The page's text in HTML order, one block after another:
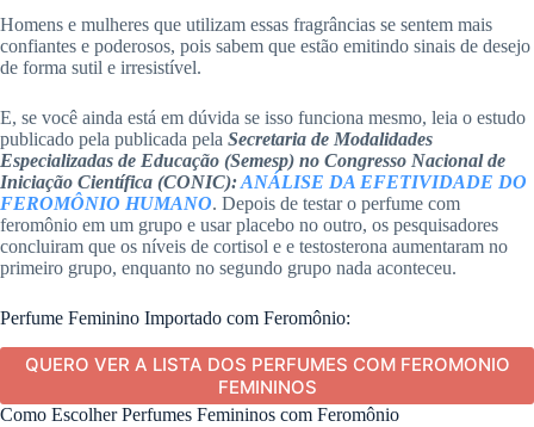
Homens e mulheres que utilizam essas fragrâncias se sentem mais
confiantes e poderosos, pois sabem que estão emitindo sinais de desejo
de forma sutil e irresistível.
E, se você ainda está em dúvida se isso funciona mesmo, leia o estudo
publicado pela publicada pela Secretaria de Modalidades
Especializadas de Educação (Semesp) no Congresso Nacional de
Iniciação Científica (CONIC):ANÁLISE DA EFETIVIDADE DO
FEROMÔNIO HUMANO. Depois de testar o perfume com
feromônio em um grupo e usar placebo no outro, os pesquisadores
concluiram que os níveis de cortisol e e testosterona aumentaram no
primeiro grupo, enquanto no segundo grupo nada aconteceu.
Perfume Feminino Importado com Feromônio:
QUERO VER A LISTA DOS PERFUMES COM FEROMONIO
FEMININOS
Como Escolher Perfumes Femininos com Feromônio